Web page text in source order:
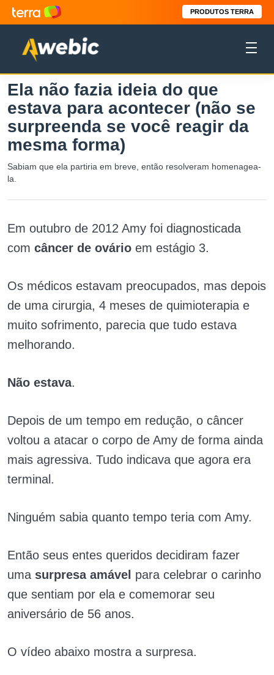
PRODUTOS TERRA
Ela não fazia ideia do que
estava para acontecer (não se
surpreenda se você reagir da
mesma forma)
Sabiam que ela partiria em breve, então resolveram homenagea-
la.
Em outubro de 2012 Amy foi diagnosticada
com câncer de ovário em estágio 3.
Os médicos estavam preocupados, mas depois
de uma cirurgia, 4 meses de quimioterapia e
muito sofrimento, parecia que tudo estava
melhorando.
Não estava.
Depois de um tempo em redução, o câncer
voltou a atacar o corpo de Amy de forma ainda
mais agressiva. Tudo indicava que agora era
terminal.
Ninguém sabia quanto tempo teria com Amy.
Então seus entes queridos decidiram fazer
uma surpresa amável para celebrar o carinho
que sentiam por ela e comemorar seu
aniversário de 56 anos.
O vídeo abaixo mostra a surpresa.